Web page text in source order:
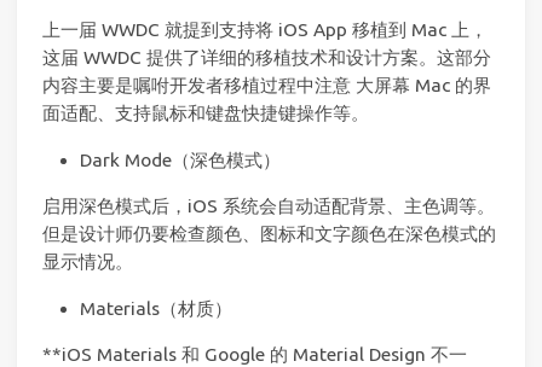
上一届 WWDC 就提到支持将 iOS App 移植到 Mac 上，
这届 WWDC 提供了详细的移植技术和设计方案。这部分
内容主要是嘱咐开发者移植过程中注意 大屏幕 Mac 的界
面适配、支持鼠标和键盘快捷键操作等。
Dark Mode（深色模式）
启用深色模式后，iOS 系统会自动适配背景、主色调等。
但是设计师仍要检查颜色、图标和文字颜色在深色模式的
显示情况。
Materials（材质）
**iOS Materials 和 Google 的 Material Design 不一